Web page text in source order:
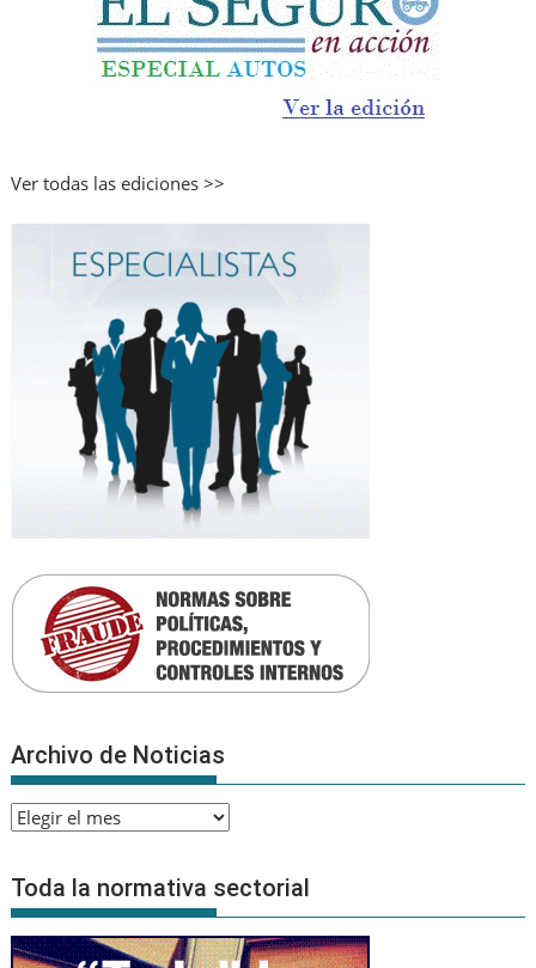
Ver todas las ediciones >>
Archivo de Noticias
Archivo
Noticias
Toda la normativa sectorial